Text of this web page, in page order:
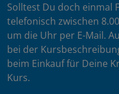
Solltest Du doch einmal
telefonisch zwischen
um die Uhr per E-Mail.
bei der
beim Einkauf für Deine
Kurs.